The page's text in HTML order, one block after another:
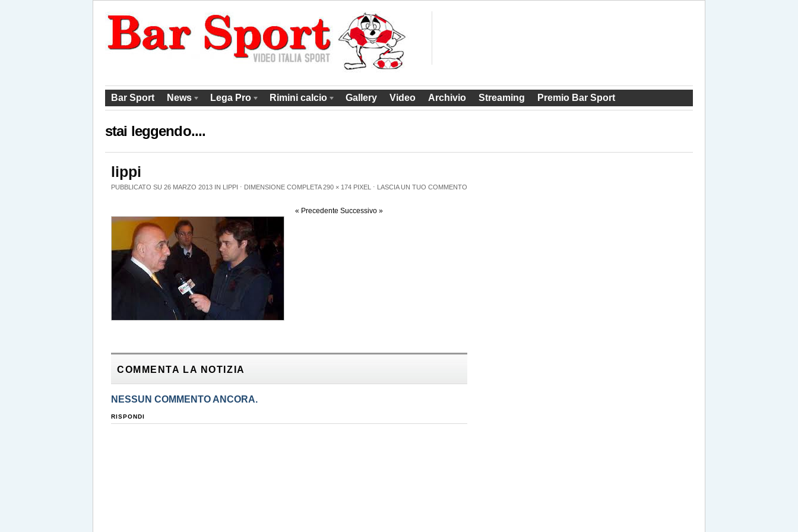
Bar Sport News Lega Pro Rimini calcio Gallery Video Archivio Streaming Premio Bar Sport
stai leggendo....
lippi
PUBBLICATO SU 26 MARZO 2013 IN LIPPI ⋅ DIMENSIONE COMPLETA290 × 174 PIXEL ⋅ LASCIA UN TUO COMMENTO
« Precedente Successivo »
COMMENTA LA NOTIZIA
NESSUN COMMENTO ANCORA.
RISPONDI